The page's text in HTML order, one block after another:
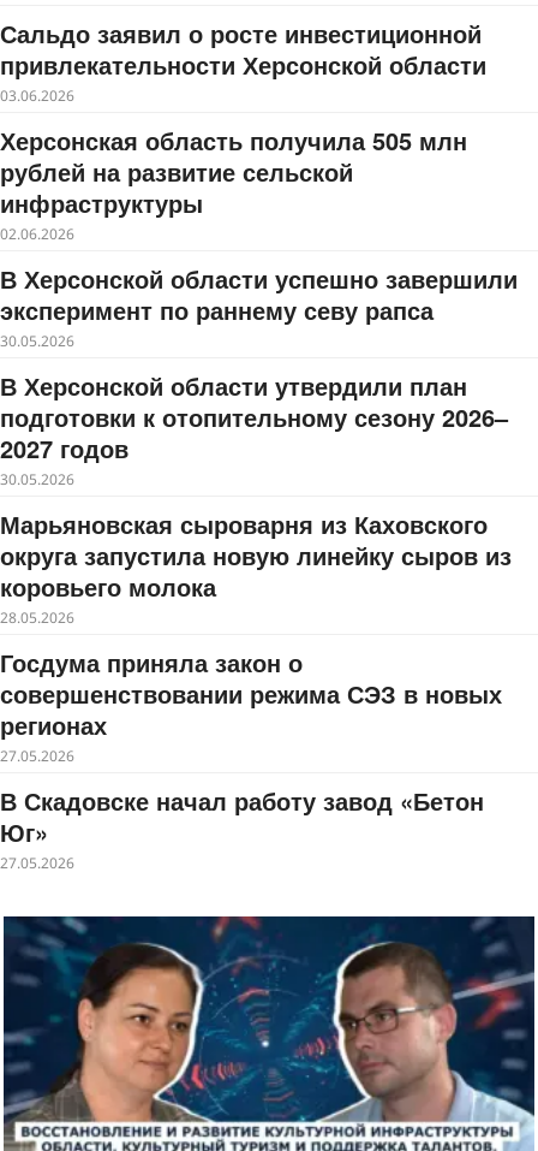
Сальдо заявил о росте инвестиционной
привлекательности Херсонской области
03.06.2026
Херсонская область получила 505 млн
рублей на развитие сельской
инфраструктуры
02.06.2026
В Херсонской области успешно завершили
эксперимент по раннему севу рапса
30.05.2026
В Херсонской области утвердили план
подготовки к отопительному сезону 2026–
2027 годов
30.05.2026
Марьяновская сыроварня из Каховского
округа запустила новую линейку сыров из
коровьего молока
28.05.2026
Госдума приняла закон о
совершенствовании режима СЭЗ в новых
регионах
27.05.2026
В Скадовске начал работу завод «Бетон
Юг»
27.05.2026